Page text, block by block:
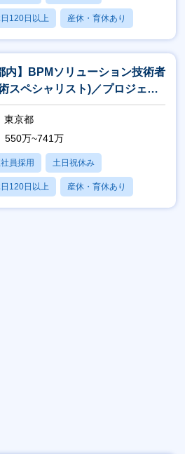
120日以上 産休・育休あり
あり
内】BPMソリューション技術者
スペシャリスト)／プロジェク
核×上流工程×一部在宅可
東京都
550万~741万
員採用 土日祝休み
120日以上 産休・育休あり
あり